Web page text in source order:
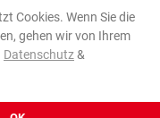
Cookies. Wenn Sie die
gehen wir von Ihrem
Datenschutz&
alle Rechte